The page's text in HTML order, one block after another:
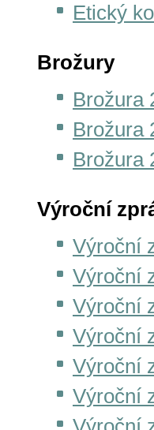
Etický
Brožury
Brožura
Brožura
Brožura
Výroční
Výroční
Výroční
Výroční
Výroční
Výroční
Výroční